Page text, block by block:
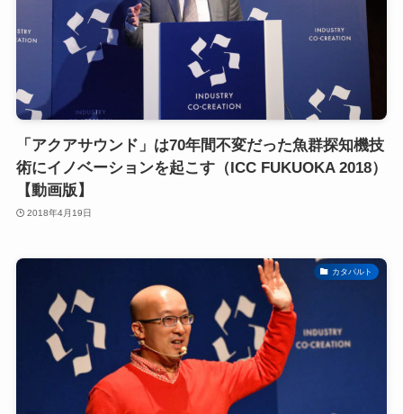
「アクアサウンド」は70年間不変だった魚群探知機技
術にイノベーションを起こす（ICC FUKUOKA 2018）
【動画版】
2018年4月19日
カタパルト